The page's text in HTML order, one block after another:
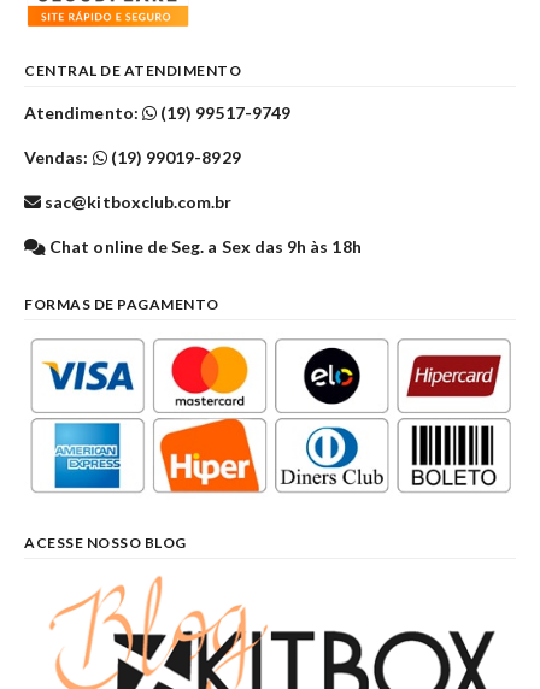
CENTRAL DE ATENDIMENTO
Atendimento: (19) 99517-9749
Vendas: (19) 99019-8929
sac@kitboxclub.com.br
Chat online de Seg. a Sex das 9h às 18h
FORMAS DE PAGAMENTO
ACESSE NOSSO BLOG